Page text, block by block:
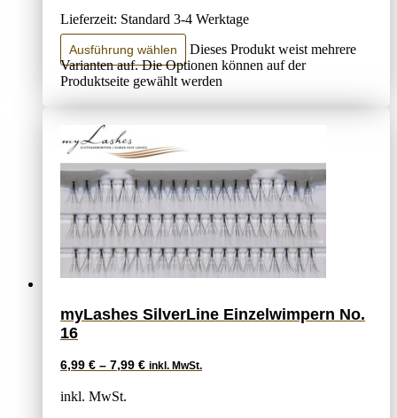
Lieferzeit: Standard 3-4 Werktage
Ausführung wählen
Dieses Produkt weist mehrere
Varianten auf. Die Optionen können auf der
Produktseite gewählt werden
myLashes SilverLine Einzelwimpern No.
16
6,99 € – 7,99 € inkl. MwSt.
inkl. MwSt.